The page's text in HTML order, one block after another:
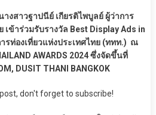
างสาวฐาปนีย์ เกียรติไพบูลย์ ผู้ว่าการ
เข้าร่วมรับรางวัล Best Display Ads in
รท่องเที่ยวแห่งประเทศไทย (ททท.) ณ
AWARDS 2024 ซึ่งจัดขึ้นที่
DUSIT THANI BANGKOK
don't forget to subscribe!